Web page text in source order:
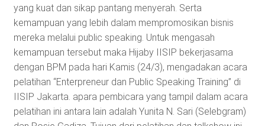
yang kuat dan sikap pantang menyerah. Serta
kemampuan yang lebih dalam mempromosikan bisnis
mereka melalui public speaking. Untuk mengasah
kemampuan tersebut maka Hijaby IISIP bekerjasama
dengan BPM pada hari Kamis (24/3), mengadakan acara
pelatihan “Enterpreneur dan Public Speaking Training” di
IISIP Jakarta. apara pembicara yang tampil dalam acara
pelatihan ini antara lain adalah Yunita N. Sari (Selebgram)